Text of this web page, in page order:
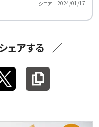
シニア 2024/01/17
ェアする